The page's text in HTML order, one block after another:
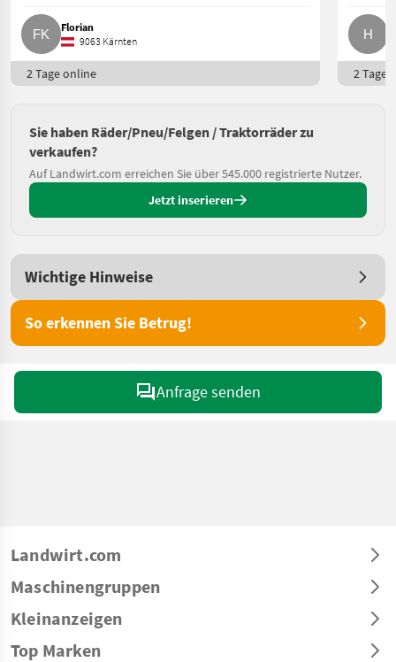
Florian
9063 Kärnten
2 Tage online 2 Tage
Sie haben Räder/Pneu/Felgen / Traktorräder zu
verkaufen?
Auf Landwirt.com erreichen Sie über 545.000 registrierte Nutzer.
Jetzt inserieren
Wichtige Hinweise
So erkennen Sie Betrug!
Anfrage senden
Landwirt.com
Maschinengruppen
Kleinanzeigen
Top Marken